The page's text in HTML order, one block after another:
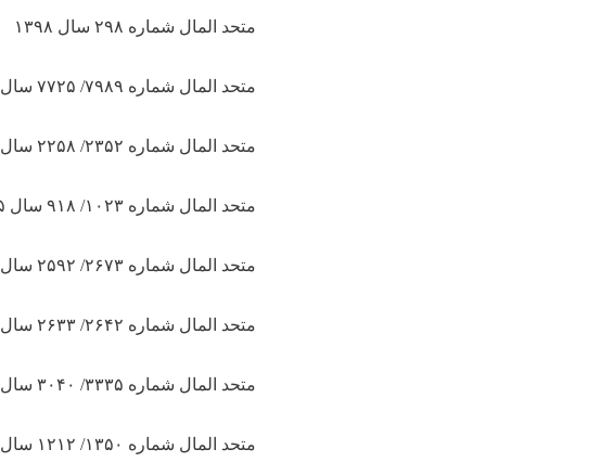
متحد المال شماره ۲۹۸ سال ۱۳۹۸
متحد المال شماره ۷۹۸۹/ ۷۷۲۵ سال ۱۳۹۶
متحد المال شماره ۲۳۵۲/ ۲۲۵۸ سال ۱۳۹۶
متحد المال شماره ۱۰۲۳/ ۹۱۸ سال ۱۳۹۵
متحد المال شماره ۲۶۷۳/ ۲۵۹۲ سال ۱۳۹۲
متحد المال شماره ۲۶۴۲/ ۲۶۳۳ سال ۱۳۹۲
متحد المال شماره ۳۳۳۵/ ۳۰۴۰ سال ۱۳۹۲
متحد المال شماره ۱۳۵۰/ ۱۲۱۲ سال ۱۳۹۲